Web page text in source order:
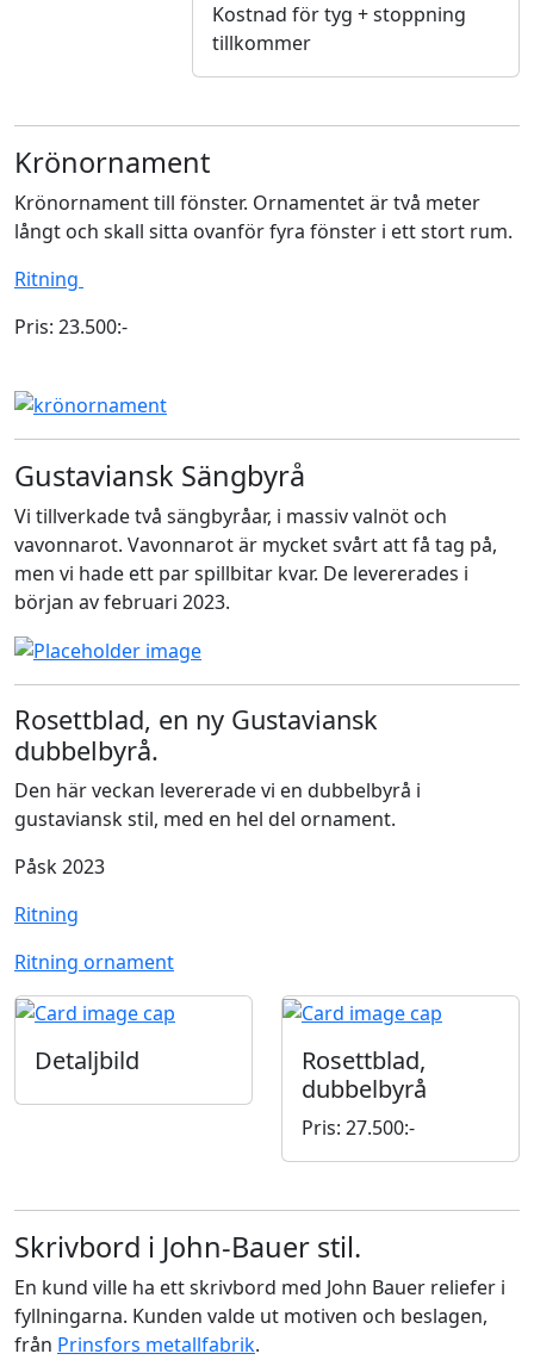
Kostnad för tyg + stoppning
tillkommer
Krönornament
Krönornament till fönster. Ornamentet är två meter
långt och skall sitta ovanför fyra fönster i ett stort rum.
Ritning
Pris: 23.500:-
Gustaviansk Sängbyrå
Vi tillverkade två sängbyråar, i massiv valnöt och
vavonnarot. Vavonnarot är mycket svårt att få tag på,
men vi hade ett par spillbitar kvar. De levererades i
början av februari 2023.
Rosettblad, en ny Gustaviansk
dubbelbyrå.
Den här veckan levererade vi en dubbelbyrå i
gustaviansk stil, med en hel del ornament.
Påsk 2023
Ritning
Ritning ornament
Detaljbild
Rosettblad,
dubbelbyrå
Pris: 27.500:-
Skrivbord i John-Bauer stil.
En kund ville ha ett skrivbord med John Bauer reliefer i
fyllningarna. Kunden valde ut motiven och beslagen,
från Prinsfors metallfabrik.